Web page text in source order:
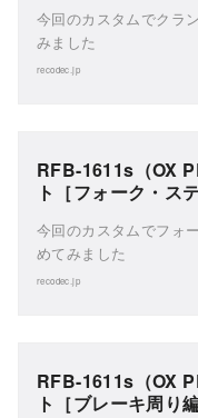
今回のカスタムでクラ
みました
recodec.jp
RFB-1611s（OX
ト［フォーク・ス
今回のカスタムでフォ
めてみました
recodec.jp
RFB-1611s（OX
ト［ブレーキ周り編